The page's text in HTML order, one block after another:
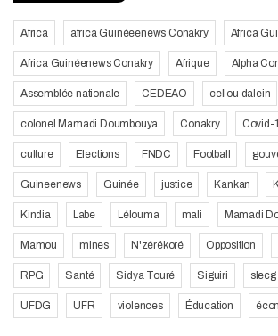
Africa africa Guinéeenews Conakry Africa
Africa Guinéenews Conakry Afrique Alpha
Assemblée nationale CEDEAO cellou dalein
colonel Mamadi Doumbouya Conakry Covid-
culture Elections FNDC Football
Guineenews Guinée justice Kankan
Kindia Labe Lélouma mali Mamadi
Mamou mines N'zérékoré Opposition
RPG Santé Sidya Touré Siguiri slecg
UFDG UFR violences Éducation